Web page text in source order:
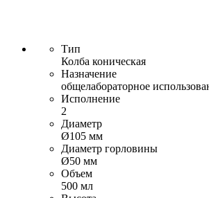
Тип
Колба коническая
Назначение
общелабораторное
Исполнение
2
Диаметр
Ø105 мм
Диаметр горловины
Ø50 мм
Объем
500 мл